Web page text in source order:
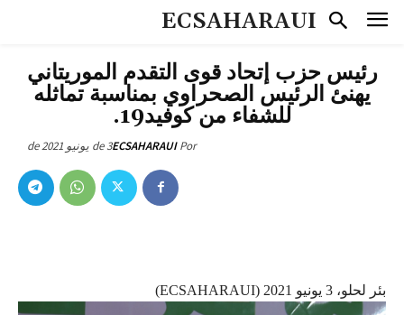
ECSAHARAUI
رئيس حزب إتحاد قوى التقدم الموريتاني
يهنئ الرئيس الصحراوي بمناسبة تماثله
للشفاء من كوفيد19.
Por
ECSAHARAUI3 de يونيو de 2021
بئر لحلو، 3 يونيو 2021 (ECSAHARAUI)